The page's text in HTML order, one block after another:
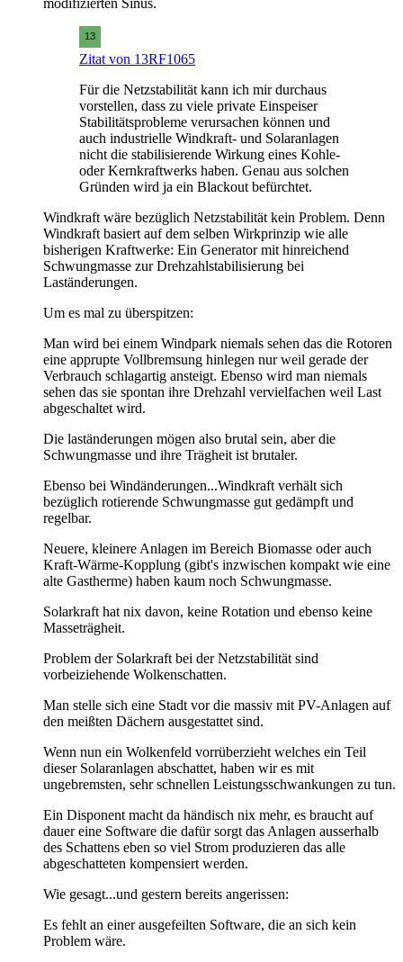
Zitat von 13RF1065
Für die Netzstabilität kann ich mir durchaus
vorstellen, dass zu viele private Einspeiser
Stabilitätsprobleme verursachen können und
auch industrielle Windkraft- und Solaranlagen
nicht die stabilisierende Wirkung eines Kohle-
oder Kernkraftwerks haben. Genau aus solchen
Gründen wird ja ein Blackout befürchtet.
Windkraft wäre bezüglich Netzstabilität kein Problem. Denn
Windkraft basiert auf dem selben Wirkprinzip wie alle
bisherigen Kraftwerke: Ein Generator mit hinreichend
Schwungmasse zur Drehzahlstabilisierung bei
Laständerungen.
Um es mal zu überspitzen:
Man wird bei einem Windpark niemals sehen das die Rotoren
eine apprupte Vollbremsung hinlegen nur weil gerade der
Verbrauch schlagartig ansteigt. Ebenso wird man niemals
sehen das sie spontan ihre Drehzahl vervielfachen weil Last
abgeschaltet wird.
Die laständerungen mögen also brutal sein, aber die
Schwungmasse und ihre Trägheit ist brutaler.
Ebenso bei Windänderungen...Windkraft verhält sich
bezüglich rotierende Schwungmasse gut gedämpft und
regelbar.
Neuere, kleinere Anlagen im Bereich Biomasse oder auch
Kraft-Wärme-Kopplung (gibt's inzwischen kompakt wie eine
alte Gastherme) haben kaum noch Schwungmasse.
Solarkraft hat nix davon, keine Rotation und ebenso keine
Masseträgheit.
Problem der Solarkraft bei der Netzstabilität sind
vorbeiziehende Wolkenschatten.
Man stelle sich eine Stadt vor die massiv mit PV-Anlagen auf
den meißten Dächern ausgestattet sind.
Wenn nun ein Wolkenfeld vorrüberzieht welches ein Teil
dieser Solaranlagen abschattet, haben wir es mit
ungebremsten, sehr schnellen Leistungsschwankungen zu tun.
Ein Disponent macht da händisch nix mehr, es braucht auf
dauer eine Software die dafür sorgt das Anlagen ausserhalb
des Schattens eben so viel Strom produzieren das alle
abgeschatteten kompensiert werden.
Wie gesagt...und gestern bereits angerissen:
Es fehlt an einer ausgefeilten Software, die an sich kein
Problem wäre.